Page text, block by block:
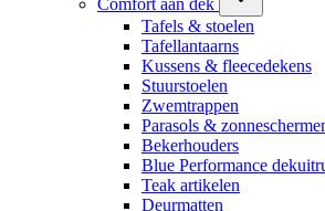
Comfort aan dek
Tafels & stoelen
Tafellantaarns
Kussens & fleecedekens
Stuurstoelen
Zwemtrappen
Parasols &
Bekerhouders
Blue Performance
Teak artikelen
Deurmatten